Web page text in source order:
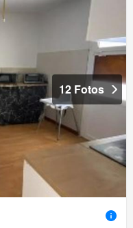
12 Fotos